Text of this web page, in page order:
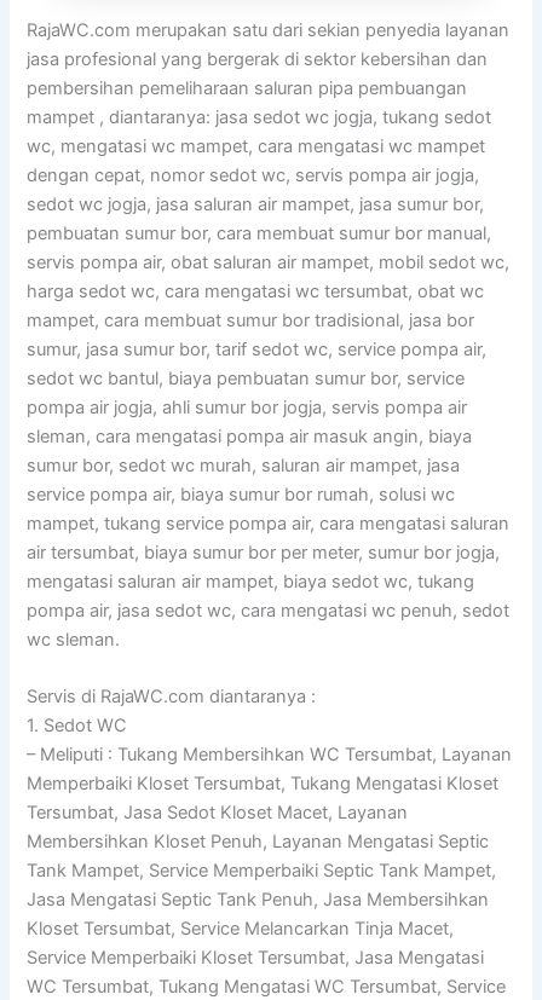
RajaWC.com merupakan satu dari sekian penyedia layanan
jasa profesional yang bergerak di sektor kebersihan dan
pembersihan pemeliharaan saluran pipa pembuangan
mampet , diantaranya: jasa sedot wc jogja, tukang sedot
wc, mengatasi wc mampet, cara mengatasi wc mampet
dengan cepat, nomor sedot wc, servis pompa air jogja,
sedot wc jogja, jasa saluran air mampet, jasa sumur bor,
pembuatan sumur bor, cara membuat sumur bor manual,
servis pompa air, obat saluran air mampet, mobil sedot wc,
harga sedot wc, cara mengatasi wc tersumbat, obat wc
mampet, cara membuat sumur bor tradisional, jasa bor
sumur, jasa sumur bor, tarif sedot wc, service pompa air,
sedot wc bantul, biaya pembuatan sumur bor, service
pompa air jogja, ahli sumur bor jogja, servis pompa air
sleman, cara mengatasi pompa air masuk angin, biaya
sumur bor, sedot wc murah, saluran air mampet, jasa
service pompa air, biaya sumur bor rumah, solusi wc
mampet, tukang service pompa air, cara mengatasi saluran
air tersumbat, biaya sumur bor per meter, sumur bor jogja,
mengatasi saluran air mampet, biaya sedot wc, tukang
pompa air, jasa sedot wc, cara mengatasi wc penuh, sedot
wc sleman.
Servis di RajaWC.com diantaranya :
1. Sedot WC
– Meliputi : Tukang Membersihkan WC Tersumbat, Layanan
Memperbaiki Kloset Tersumbat, Tukang Mengatasi Kloset
Tersumbat, Jasa Sedot Kloset Macet, Layanan
Membersihkan Kloset Penuh, Layanan Mengatasi Septic
Tank Mampet, Service Memperbaiki Septic Tank Mampet,
Jasa Mengatasi Septic Tank Penuh, Jasa Membersihkan
Kloset Tersumbat, Service Melancarkan Tinja Macet,
Service Memperbaiki Kloset Tersumbat, Jasa Mengatasi
WC Tersumbat, Tukang Mengatasi WC Tersumbat, Service